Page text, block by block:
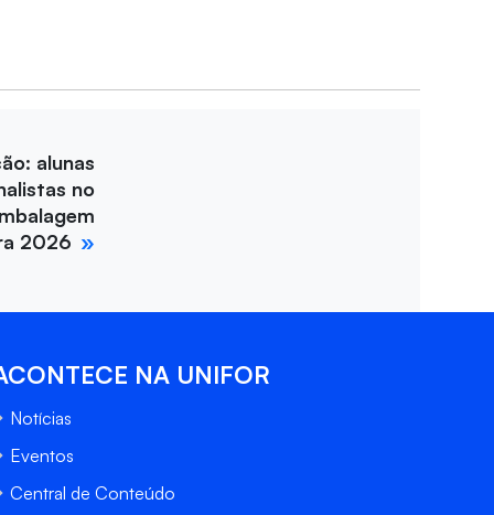
alunas
no
2026
NA UNIFOR
Notícias
Eventos
Central de Conteúdo